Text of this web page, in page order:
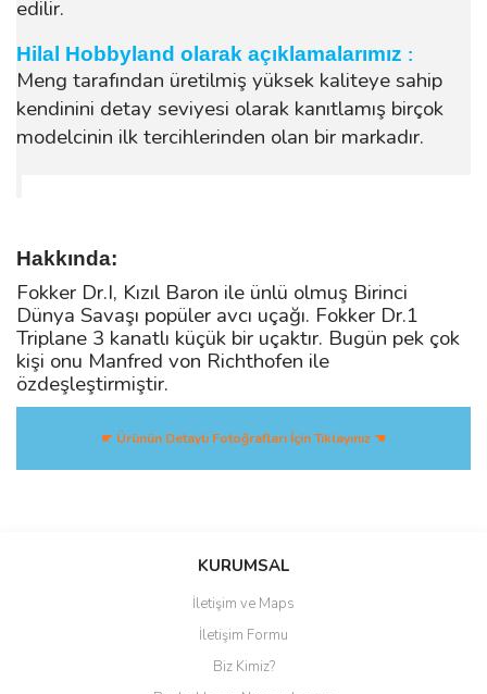
edilir.
Hilal Hobbyland olarak açıklamalarımız :
Meng tarafından üretilmiş yüksek kaliteye sahip
kendinini detay seviyesi olarak kanıtlamış birçok
modelcinin ilk tercihlerinden olan bir markadır.
Hakkında:
Fokker Dr.I, Kızıl Baron ile ünlü olmuş Birinci
Dünya Savaşı popüler avcı uçağı. Fokker Dr.1
Triplane 3 kanatlı küçük bir uçaktır. Bugün pek çok
kişi onu Manfred von Richthofen ile
özdeşleştirmiştir.
☛ Ürünün Detaylı Fotoğrafları İçin Tıklayınız ☚
Bu ürüne ilk yorumu siz yapın!
Yorum Yaz
KURUMSAL
İletişim ve Maps
İletişim Formu
Biz Kimiz?